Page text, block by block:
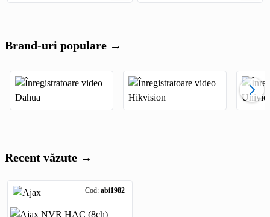
Brand-uri populare →
Recent văzute →
Cod: abi1982